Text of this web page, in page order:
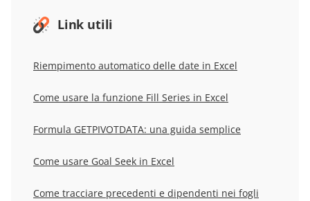
Link utili
Riempimento automatico delle date in Excel
Come usare la funzione Fill Series in Excel
Formula GETPIVOTDATA: una guida semplice
Come usare Goal Seek in Excel
Come tracciare precedenti e dipendenti nei fogli